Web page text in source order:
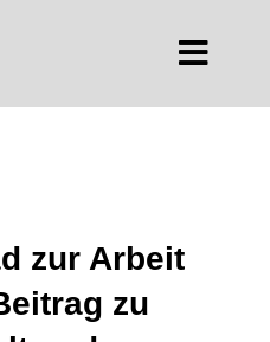
Toggle
zur Arbeit
zu